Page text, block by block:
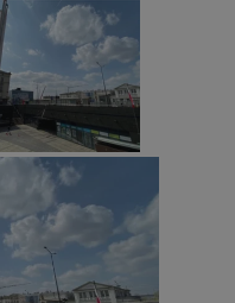
.rfihub.com
YouTube
.youtube.com